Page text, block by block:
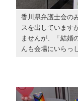
香川県弁護士会の
スを出しています
ませんが、「結婚
んも会場にいらっ